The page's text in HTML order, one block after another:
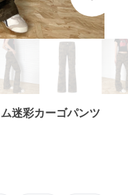
迷彩カーゴパンツ